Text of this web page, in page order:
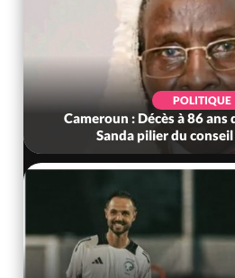
POLITIQUE
Cameroun : Décès à 86 ans
Sanda pilier du